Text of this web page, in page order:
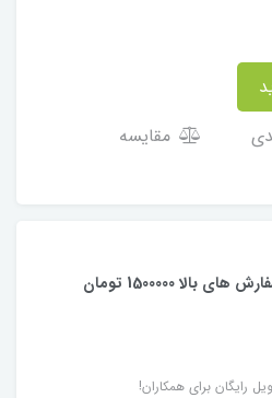
مقایسه
بالا 1500000 تومان
رایگان برای همکاران!